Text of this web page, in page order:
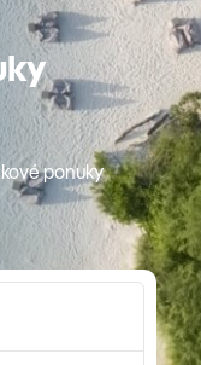
ponuky